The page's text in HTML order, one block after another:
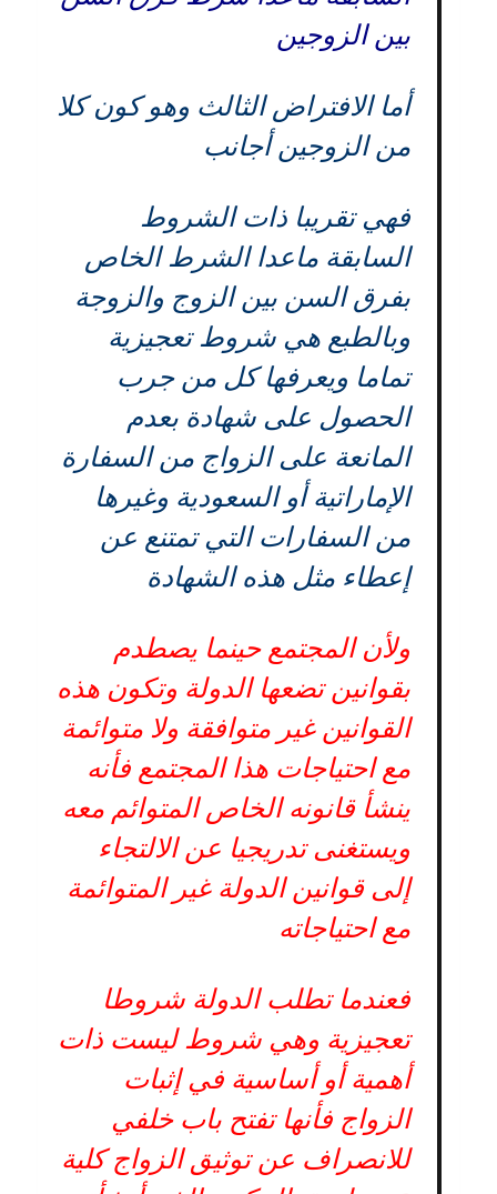
بين الزوجين
أما الافتراض الثالث وهو كون كلا
من الزوجين أجانب
فهي تقريبا ذات الشروط
السابقة ماعدا الشرط الخاص
بفرق السن بين الزوج والزوجة
وبالطبع هي شروط تعجيزية
تماما ويعرفها كل من جرب
الحصول على شهادة بعدم
المانعة على الزواج من السفارة
الإماراتية أو السعودية وغيرها
من السفارات التي تمتنع عن
إعطاء مثل هذه الشهادة
ولأن المجتمع حينما يصطدم
بقوانين تضعها الدولة وتكون هذه
القوانين غير متوافقة ولا متوائمة
مع احتياجات هذا المجتمع فأنه
ينشأ قانونه الخاص المتوائم معه
ويستغنى تدريجيا عن الالتجاء
إلى قوانين الدولة غير المتوائمة
مع احتياجاته
فعندما تطلب الدولة شروطا
تعجيزية وهي شروط ليست ذات
أهمية أو أساسية في إثبات
الزواج فأنها تفتح باب خلفي
للانصراف عن توثيق الزواج كلية